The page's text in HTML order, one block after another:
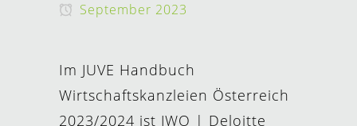
September 2023
Im JUVE Handbuch
Wirtschaftskanzleien Österreich
2023/2024 ist JWO | Deloitte